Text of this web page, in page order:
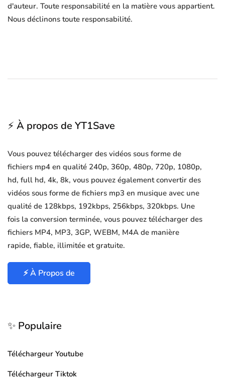
d'auteur. Toute responsabilité en la matière vous appartient.
Nous déclinons toute responsabilité.
⚡ À propos de YT1Save
Vous pouvez télécharger des vidéos sous forme de
fichiers mp4 en qualité 240p, 360p, 480p, 720p, 1080p,
hd, full hd, 4k, 8k, vous pouvez également convertir des
vidéos sous forme de fichiers mp3 en musique avec une
qualité de 128kbps, 192kbps, 256kbps, 320kbps. Une
fois la conversion terminée, vous pouvez télécharger des
fichiers MP4, MP3, 3GP, WEBM, M4A de manière
rapide, fiable, illimitée et gratuite.
⚡ À Propos de
✨ Populaire
Téléchargeur Youtube
Téléchargeur Tiktok